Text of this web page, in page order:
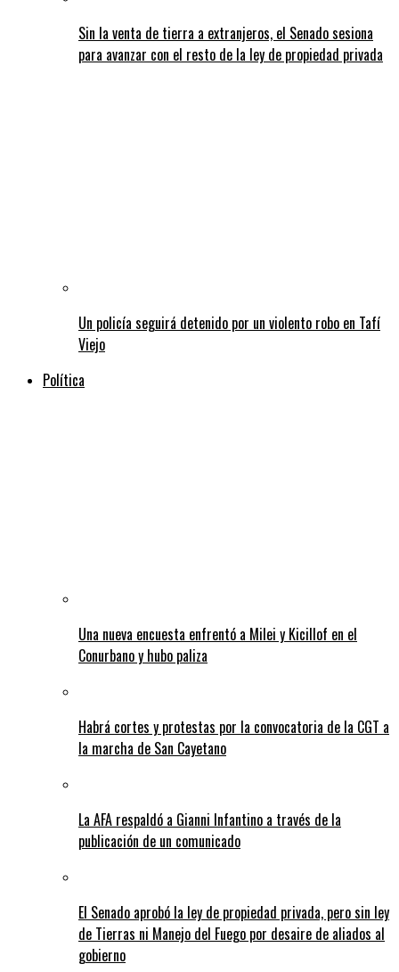
Sin la venta de tierra a extranjeros, el Senado sesiona
para avanzar con el resto de la ley de propiedad privada
Un policía seguirá detenido por un violento robo en Tafí
Viejo
Política
Una nueva encuesta enfrentó a Milei y Kicillof en el
Conurbano y hubo paliza
Habrá cortes y protestas por la convocatoria de la CGT a
la marcha de San Cayetano
La AFA respaldó a Gianni Infantino a través de la
publicación de un comunicado
El Senado aprobó la ley de propiedad privada, pero sin ley
de Tierras ni Manejo del Fuego por desaire de aliados al
gobierno